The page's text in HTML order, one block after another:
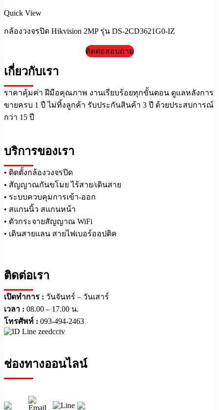
Quick View
กล้องวงจรปิด Hikvision 2MP รุ่น DS-2CD3621G0-IZ
ติดต่อสอบถาม
เกี่ยวกับเรา
ราคาคุ้มค่า ฝีมือคุณภาพ งานเรียบร้อยทุกขั้นตอน ดูแลหลังการ
ขายครบ 1 ปี ไม่ทิ้งลูกค้า รับประกันสินค้า 3 ปี ด้วยประสบการณ์
กว่า 15 ปี
บริการของเรา
• ติดตั้งกล้องวงจรปิด
• สัญญาณกันขโมย ไร้สาย/เดินสาย
• ระบบควบคุมการเข้า-ออก
• สแกนนิ้ว สแกนหน้า
• ตัวกระจายสัญญาณ WiFi
• เดินสายแลน สายไฟเบอร์ออปติค
ติดต่อเรา
เปิดทำการ : วันจันทร์ – วันเสาร์
เวลา : 08.00 – 17.00 น.
โทรศัพท์ : 093-494-2463
ช่องทางออนไลน์